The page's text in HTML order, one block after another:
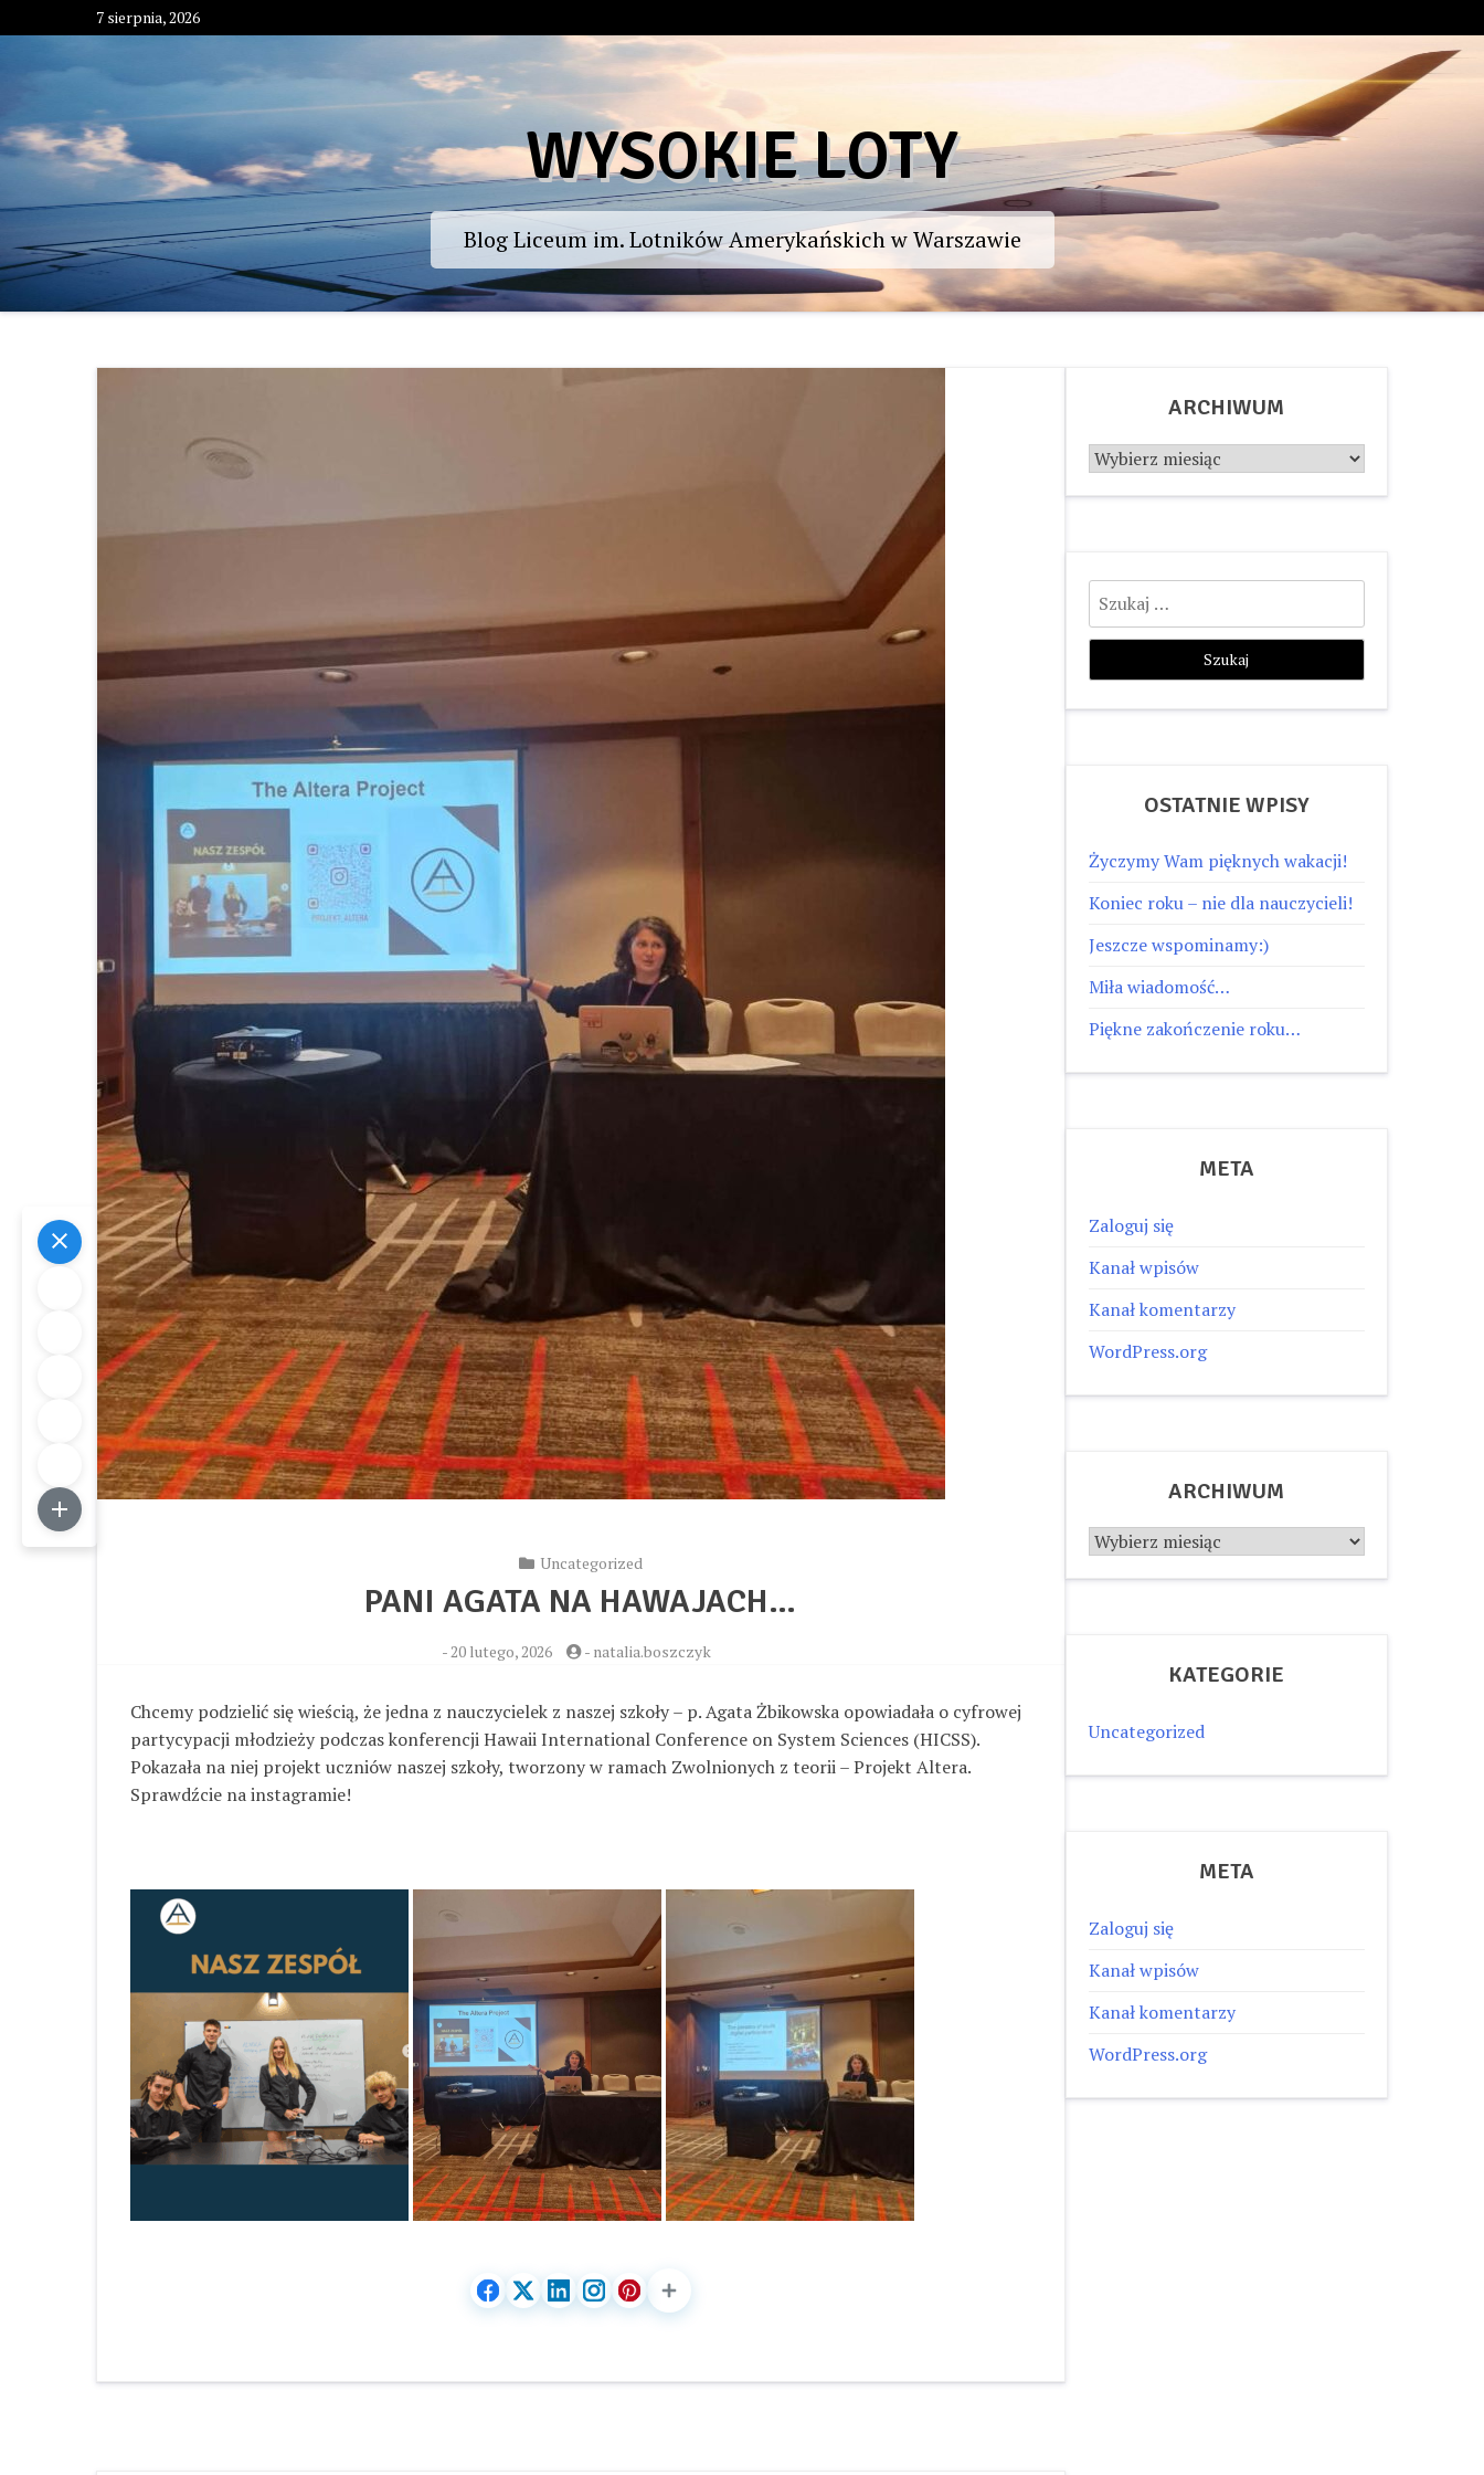
to
7 sierpnia, 2026
WYSOKIE LOTY
Blog Liceum im. Lotników Amerykańskich w Warszawie
Uncategorized
PANI AGATA NA HAWAJACH…
-20 lutego, 2026 - natalia.boszczyk
Chcemy podzielić się wieścią, że jedna z nauczycielek z naszej szkoły – p. Agata Żbikowska opowiadała o cyfrowej
partycypacji młodzieży podczas konferencji Hawaii International Conference on System Sciences (HICSS).
Pokazała na niej projekt uczniów naszej szkoły, tworzony w ramach Zwolnionych z teorii – Projekt Altera.
Sprawdźcie na instagramie!
ARCHIWUM
Archiwum
Szukaj:
OSTATNIE WPISY
Życzymy Wam pięknych wakacji!
Koniec roku – nie dla nauczycieli!
Jeszcze wspominamy:)
Miła wiadomość…
Piękne zakończenie roku…
META
Zaloguj się
Kanał wpisów
Kanał komentarzy
WordPress.org
ARCHIWUM
Archiwum
KATEGORIE
Uncategorized
META
Zaloguj się
Kanał wpisów
Kanał komentarzy
WordPress.org